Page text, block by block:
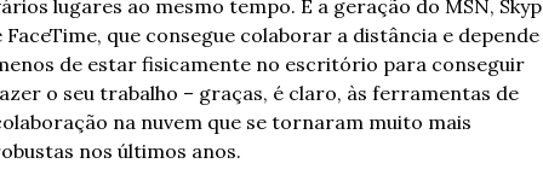
lugares ao mesmo tempo. É a geração do MSN,
FaceTime, que consegue colaborar a distância e depende
de estar fisicamente no escritório para conseguir
o seu trabalho – graças, é claro, às ferramentas de
na nuvem que se tornaram muito mais
nos últimos anos.